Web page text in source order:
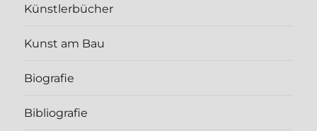
Künstlerbücher
Kunst am Bau
Biografie
Bibliografie